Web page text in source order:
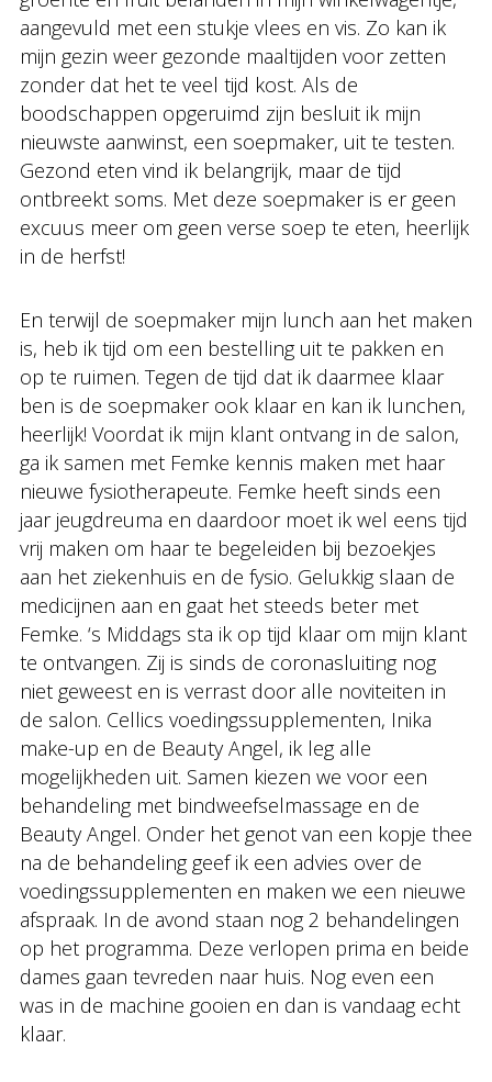
aangevuld met een stukje vlees en vis. Zo kan ik
mijn gezin weer gezonde maaltijden voor zetten
zonder dat het te veel tijd kost. Als de
boodschappen opgeruimd zijn besluit ik mijn
nieuwste aanwinst, een soepmaker, uit te testen.
Gezond eten vind ik belangrijk, maar de tijd
ontbreekt soms. Met deze soepmaker is er geen
excuus meer om geen verse soep te eten, heerlijk
in de herfst!
En terwijl de soepmaker mijn lunch aan het maken
is, heb ik tijd om een bestelling uit te pakken en
op te ruimen. Tegen de tijd dat ik daarmee klaar
ben is de soepmaker ook klaar en kan ik lunchen,
heerlijk! Voordat ik mijn klant ontvang in de salon,
ga ik samen met Femke kennis maken met haar
nieuwe fysiotherapeute. Femke heeft sinds een
jaar jeugdreuma en daardoor moet ik wel eens tijd
vrij maken om haar te begeleiden bij bezoekjes
aan het ziekenhuis en de fysio. Gelukkig slaan de
medicijnen aan en gaat het steeds beter met
Femke. ‘s Middags sta ik op tijd klaar om mijn klant
te ontvangen. Zij is sinds de coronasluiting nog
niet geweest en is verrast door alle noviteiten in
de salon. Cellics voedingssupplementen, Inika
make-up en de Beauty Angel, ik leg alle
mogelijkheden uit. Samen kiezen we voor een
behandeling met bindweefselmassage en de
Beauty Angel. Onder het genot van een kopje thee
na de behandeling geef ik een advies over de
voedingssupplementen en maken we een nieuwe
afspraak. In de avond staan nog 2 behandelingen
op het programma. Deze verlopen prima en beide
dames gaan tevreden naar huis. Nog even een
was in de machine gooien en dan is vandaag echt
klaar.